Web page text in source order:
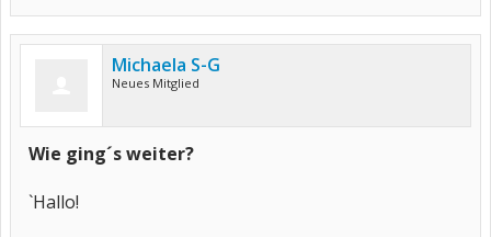
Michaela S-G
Neues Mitglied
Wie ging´s weiter?
`Hallo!